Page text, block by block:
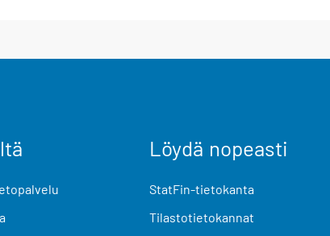
Löydä nopeasti
StatFin-tietokanta
Tilastotietokannat